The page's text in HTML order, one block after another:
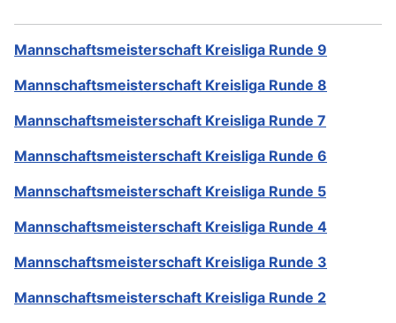
Mannschaftsmeisterschaft Kreisliga Runde 9
Mannschaftsmeisterschaft Kreisliga Runde 8
Mannschaftsmeisterschaft Kreisliga Runde 7
Mannschaftsmeisterschaft Kreisliga Runde 6
Mannschaftsmeisterschaft Kreisliga Runde 5
Mannschaftsmeisterschaft Kreisliga Runde 4
Mannschaftsmeisterschaft Kreisliga Runde 3
Mannschaftsmeisterschaft Kreisliga Runde 2